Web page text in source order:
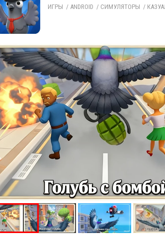
ИГРЫ / ANDROID / СИМУЛЯТОРЫ /